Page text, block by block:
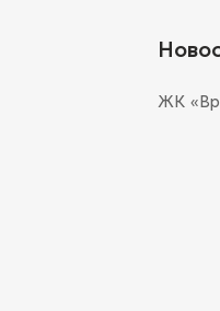
ЖК